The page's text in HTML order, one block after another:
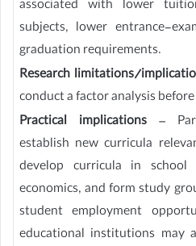
associated with lower
subjects, lower entrance-
graduation requirements.
Research limitations/
conduct a factor analysis
Practical implications–
establish new curricula
develop curricula in school
economics, and form study
student employment
educational institutions may